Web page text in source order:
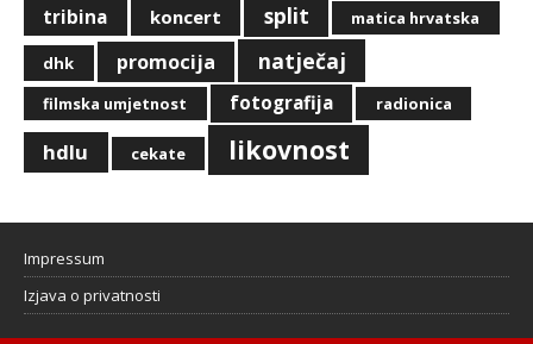
tribina koncert split matica hrvatska
dhk promocija natječaj
filmska umjetnost fotografija radionica
hdlu cekate likovnost
Impressum
Izjava o privatnosti